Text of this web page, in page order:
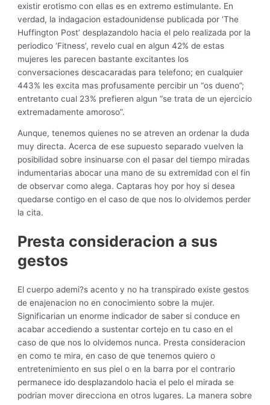
existir erotismo con ellas es en extremo estimulante. En
verdad, la indagacion estadounidense publicada por ‘The
Huffington Post’ desplazandolo hacia el pelo realizada por la
periodico ‘Fitness’, revelo cual en algun 42% de estas
mujeres les parecen bastante excitantes los
conversaciones descacaradas para telefono; en cualquier
443% les excita mas profusamente percibir un “os dueno”;
entretanto cual 23% prefieren algun “se trata de un ejercicio
extremadamente amoroso”.
Aunque, tenemos quienes no se atreven an ordenar la duda
muy directa. Acerca de ese supuesto separado vuelven la
posibilidad sobre insinuarse con el pasar del tiempo miradas
indumentarias abocar una mano de su extremidad con el fin
de observar como alega. Captaras hoy por hoy si desea
quedarse contigo en el caso de que nos lo olvidemos perder
la cita.
Presta consideracion a sus
gestos
El cuerpo ademi?s acento y no ha transpirado existe gestos
de enajenacion no en conocimiento sobre la mujer.
Significarian un enorme indicador de saber si conduce en
acabar accediendo a sustentar cortejo en tu caso en el
caso de que nos lo olvidemos nunca. Presta consideracion
en como te mira, en caso de que tenemos quiero o
entretenimiento en sus piel o en la barra por el contrario
permanece ido desplazandolo hacia el pelo el mirada se
podri­an mover direcciona en otros lugares. La manera sobre